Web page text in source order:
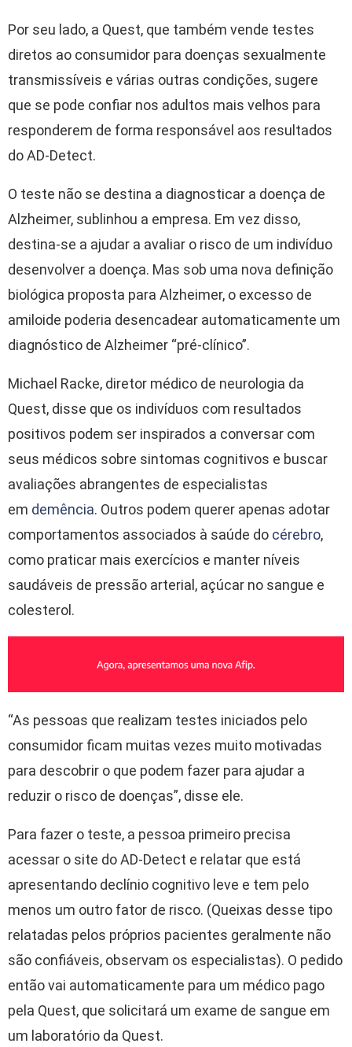
Por seu lado, a Quest, que também vende testes
diretos ao consumidor para doenças sexualmente
transmissíveis e várias outras condições, sugere
que se pode confiar nos adultos mais velhos para
responderem de forma responsável aos resultados
do AD-Detect.
O teste não se destina a diagnosticar a doença de
Alzheimer, sublinhou a empresa. Em vez disso,
destina-se a ajudar a avaliar o risco de um indivíduo
desenvolver a doença. Mas sob uma nova definição
biológica proposta para Alzheimer, o excesso de
amiloide poderia desencadear automaticamente um
diagnóstico de Alzheimer “pré-clínico”.
Michael Racke, diretor médico de neurologia da
Quest, disse que os indivíduos com resultados
positivos podem ser inspirados a conversar com
seus médicos sobre sintomas cognitivos e buscar
avaliações abrangentes de especialistas
em demência. Outros podem querer apenas adotar
comportamentos associados à saúde do cérebro,
como praticar mais exercícios e manter níveis
saudáveis de pressão arterial, açúcar no sangue e
colesterol.
“As pessoas que realizam testes iniciados pelo
consumidor ficam muitas vezes muito motivadas
para descobrir o que podem fazer para ajudar a
reduzir o risco de doenças”, disse ele.
Para fazer o teste, a pessoa primeiro precisa
acessar o site do AD-Detect e relatar que está
apresentando declínio cognitivo leve e tem pelo
menos um outro fator de risco. (Queixas desse tipo
relatadas pelos próprios pacientes geralmente não
são confiáveis, observam os especialistas). O pedido
então vai automaticamente para um médico pago
pela Quest, que solicitará um exame de sangue em
um laboratório da Quest.